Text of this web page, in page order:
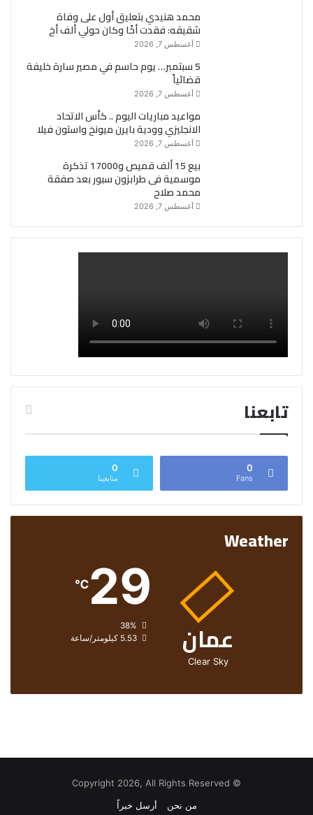
محمد هنيدي بتعليق أول على وفاة
شقيقه: فقدت أخًا وكان حولي ألف أخ
أغسطس 7, 2026
5 سبتمبر… يوم حاسم في مصير سارة خليفة
قضائياً
أغسطس 7, 2026
مواعيد مباريات اليوم .. كأس الاتحاد
الانجليزي وودية بايرن ميونخ واستون فيلا
أغسطس 7, 2026
بيع 15 ألف قميص و17000 تذكرة
موسمية فى طرابزون سبور بعد صفقة
محمد صلاح
أغسطس 7, 2026
تابعنا
0
Fans
0
متابعينا
Weather
عمان
Clear Sky
29
℃
الرطوبة:
الرياح:5.53 كيلومتر/ساعة
© Copyright 2026, All Rights Reserved
من نحن
أرسل خبراً